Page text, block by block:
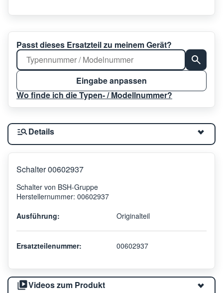
Passt dieses Ersatzteil zu meinem Gerät?
Eingabe anpassen
Wo finde ich die Typen- / Modellnummer?
Details
Schalter 00602937
Schalter von BSH-Gruppe
Herstellernummer: 00602937
Ausführung:
Originalteil
Ersatzteilenummer: 00602937
Videos zum Produkt